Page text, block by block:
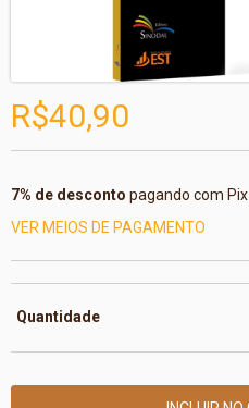
R$40,90
7% de desconto pagando com Pix
VER MEIOS DE PAGAMENTO
Quantidade